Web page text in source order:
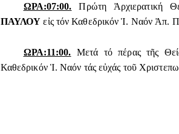
ΩΡΑ:07:00. Πρώτη Ἀρχιερατική
ΠΑΥΛΟΥεἰς τόν Καθεδρικόν Ἱ. Ναόν Ἀπ.
ΩΡΑ:11:00. Μετά τό πέρας τῆς
Καθεδρικόν Ἱ. Ναόν τάς εὐχάς τοῦ